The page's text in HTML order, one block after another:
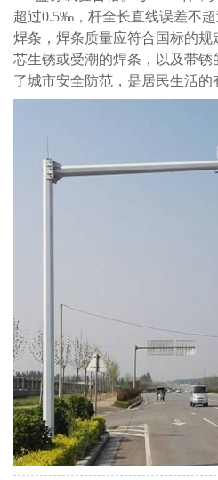
超过0.5‰，杆全长直线误差不
焊条，焊条质量应符合国标的
芯生锈或受潮的焊条，以及带
了城市安全防范，是居民生活的